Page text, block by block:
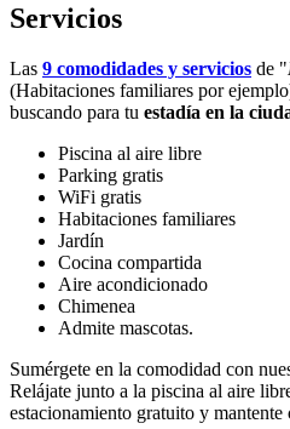
Servicios
Las 9 comodidades y servicios de "
(Habitaciones familiares por
buscando para tu estadía en la
Piscina al aire libre
Parking gratis
WiFi gratis
Habitaciones familiares
Jardín
Cocina compartida
Aire acondicionado
Chimenea
Admite mascotas.
Sumérgete en la comodidad con
Relájate junto a la piscina al aire
estacionamiento gratuito y